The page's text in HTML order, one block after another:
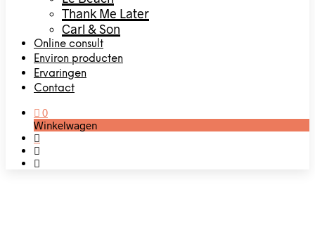
Thank Me Later
Carl & Son
Online consult
Environ producten
Ervaringen
Contact
0
Winkelwagen